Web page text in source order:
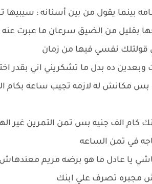
يقول من بين أسنانه : سيبيها
بقليل من الضيق سرعان ما عبرت عنه
قولتلك نفسي فيها من زمان
ده بدل ما تشكريني اني بقدر
مكانش له لازمه تجيب ساعه بكام
الف جنيه بس تمن التمرين غير
في تمن الساعه
يا عادل ما هو برضه مريم معندهاش
مجبره تصرف علي ابنك